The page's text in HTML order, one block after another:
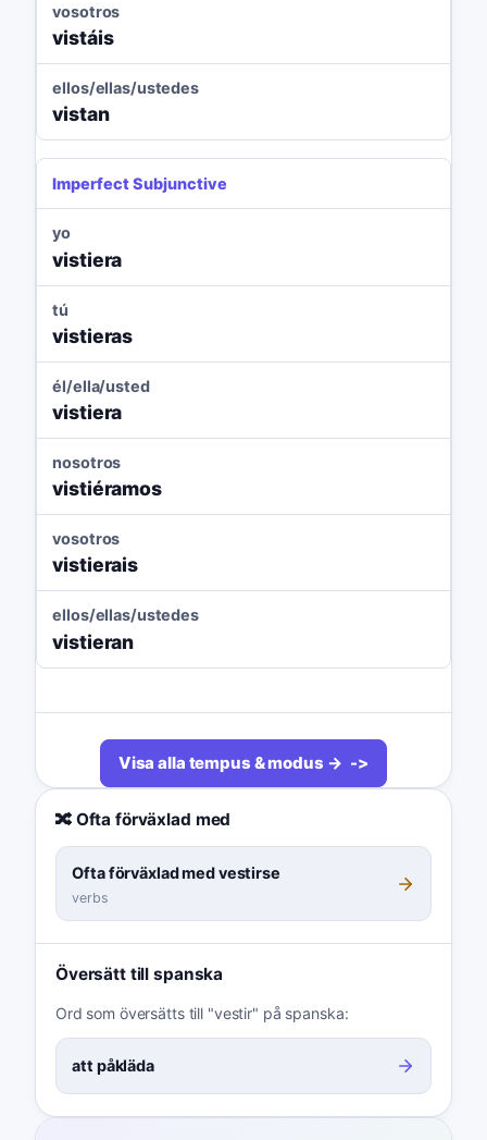
vosotros
vistáis
ellos/ellas/ustedes
vistan
Imperfect Subjunctive
yo
vistiera
tú
vistieras
él/ella/usted
vistiera
nosotros
vistiéramos
vosotros
vistierais
ellos/ellas/ustedes
vistieran
Visa alla tempus & modus →
🔀 Ofta förväxlad med
Ofta förväxlad med vestirse
verbs
Översätt till spanska
Ord som översätts till "vestir" på spanska:
att påkläda